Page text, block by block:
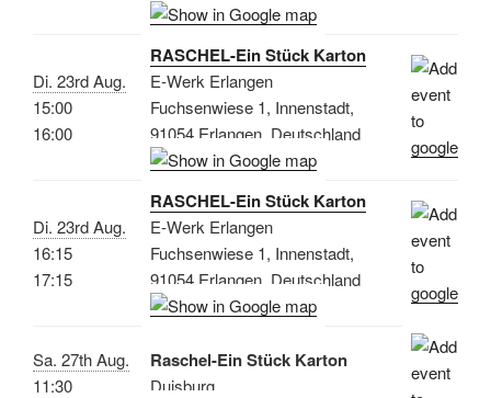
Di. 23rd Aug.
15:00
16:00
RASCHEL-Ein Stück Karton
E-Werk Erlangen
Fuchsenwiese 1, Innenstadt,
91054 Erlangen, Deutschland
Di. 23rd Aug.
16:15
17:15
RASCHEL-Ein Stück Karton
E-Werk Erlangen
Fuchsenwiese 1, Innenstadt,
91054 Erlangen, Deutschland
Sa. 27th Aug.
11:30
Raschel-Ein Stück Karton
Duisburg